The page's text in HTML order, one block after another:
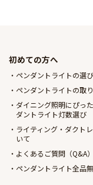
初めての方へ
ペンダントライトの選
ペンダントライトの取
ダイニング照明にぴっ
ダントライト灯数選び
ライティング・ダクト
いて
よくあるご質問（Q&A）
ペンダントライト全品